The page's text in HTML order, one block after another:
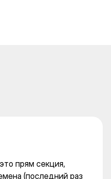
Вот
прям секция,
(последний раз